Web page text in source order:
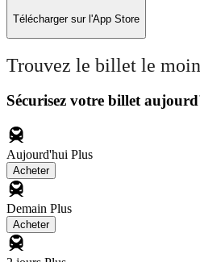
Télécharger sur l'App Store
Trouvez le billet le
Sécurisez votre billet
Aujourd'hui Plus
Acheter
Demain Plus
Acheter